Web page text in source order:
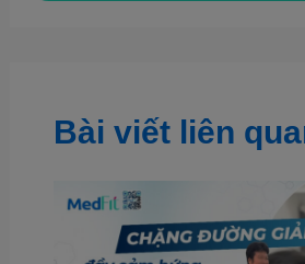
Bài viết liên